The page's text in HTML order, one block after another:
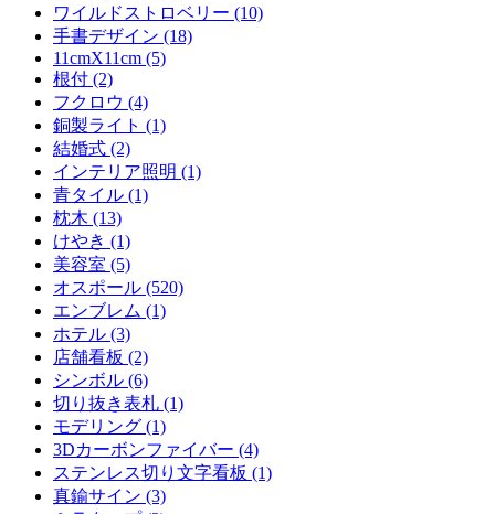
ワイルドストロベリー (10)
手書デザイン (18)
11cmX11cm (5)
根付 (2)
フクロウ (4)
銅製ライト (1)
結婚式 (2)
インテリア照明 (1)
青タイル (1)
枕木 (13)
けやき (1)
美容室 (5)
オスポール (520)
エンブレム (1)
ホテル (3)
店舗看板 (2)
シンボル (6)
切り抜き表札 (1)
モデリング (1)
3Dカーボンファイバー (4)
ステンレス切り文字看板 (1)
真鍮サイン (3)